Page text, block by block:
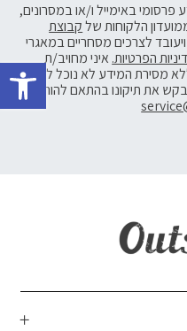
באימייל ו/או במסרונים,
הלקוחות שלקבוצת
לצרכים מסחריים במאגרי
הפרטיות. איני מחויב/ת
מסירת המידע לא נוכל לשלוח
את תיקונו בהתאם להוראות